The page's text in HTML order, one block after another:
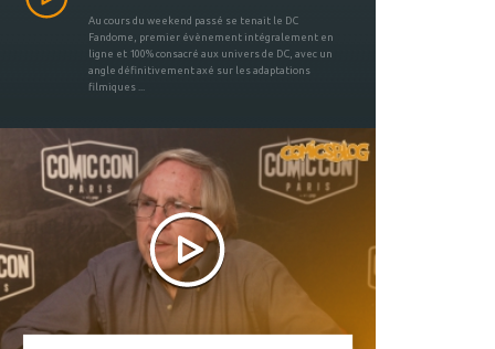
Au cours du weekend passé se tenait le DC
Fandome, premier évènement intégralement en
ligne et 100% consacré aux univers de DC, avec un
angle définitivement axé sur les adaptations
filmiques ...